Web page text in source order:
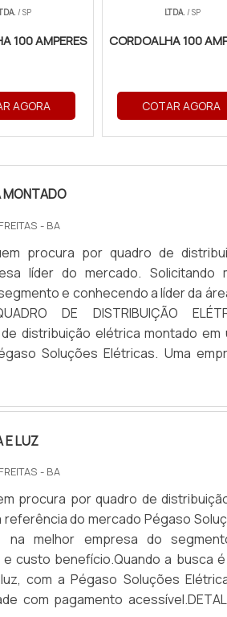
para atender as demandas
benefícios como:
cobre da Defante Materiais
podem oferecer
2024.
/ SP
100 AMPERES
AGORA
LTDA. / SP
CORDOALHA 100
COTAR AGORA
MONTADO
- BA
procura por quadro de
líder do mercado. Solicitando
e conhecendo a líder da
DE DISTRIBUIÇÃO
distribuição elétrica montado em
Soluções Elétricas. Uma
E LUZ
- BA
procura por quadro de
do mercado Pégaso
na melhor empresa do
custo benefício.Quando a busca
com a Pégaso Soluções
com pagamento